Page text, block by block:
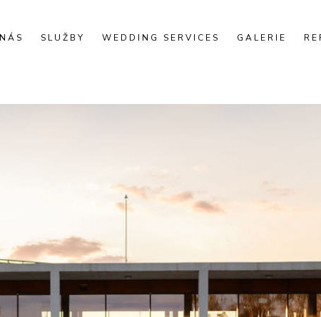
SLUŽBY WEDDING SERVICES GALERIE